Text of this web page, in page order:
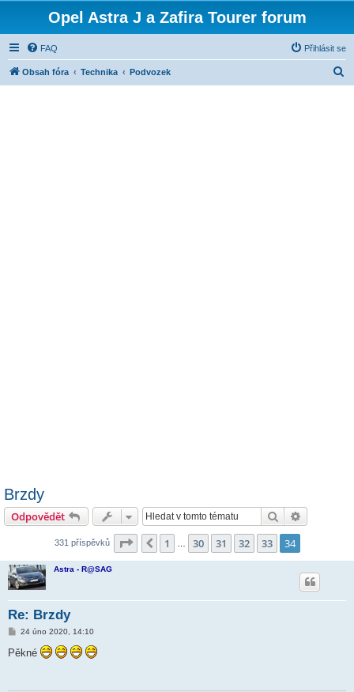
Opel Astra J a Zafira Tourer forum
FAQ Přihlásit se
Obsah fóra Technika Podvozek
Brzdy
Odpovědět Hledat
331 příspěvků Stránka 34 z34
Předchozí
1 30 31 32 33 34
Astra - R@SAG
Re: Brzdy
P
í
s
24 úno 2020, 14:10
Pěkné